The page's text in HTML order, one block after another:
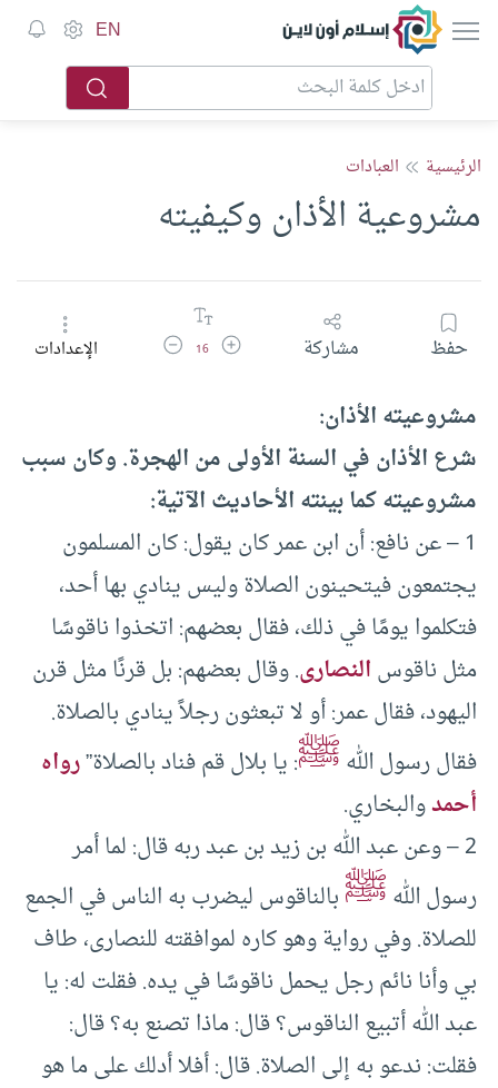
إسلام أون لاين EN
الرئيسية العبادات
مشروعية الأذان وكيفيته
حفظ مشاركة زيادة حجم الخط
16 تقليل حجم الخطالإعدادات
مشروعيته الأذان:
شرع الأذان في السنة الأولى من الهجرة. وكان سبب
مشروعيته كما بينته الأحاديث الآتية:
1 – عن نافع: أن ابن عمر كان يقول: كان المسلمون
يجتمعون فيتحينون الصلاة وليس ينادي بها أحد،
فتكلموا يومًا في ذلك، فقال بعضهم: اتخذوا ناقوسًا
مثل ناقوسالنصارى. وقال بعضهم: بل قرنًا مثل قرن
اليهود، فقال عمر: أو لا تبعثون رجلاً ينادي بالصلاة.
فقال رسول اللهﷺ: يا بلال قم فناد بالصلاة”رواه
أحمدوالبخاري.
2 – وعن عبد الله بن زيد بن عبد ربه قال: لما أمر
رسول اللهﷺبالناقوس ليضرب به الناس في الجمع
للصلاة. وفي رواية وهو كاره لموافقته للنصارى، طاف
بي وأنا نائم رجل يحمل ناقوسًا في يده. فقلت له: يا
عبد الله أتبيع الناقوس؟ قال: ماذا تصنع به؟ قال:
فقلت: ندعو به إلى الصلاة. قال: أفلا أدلك على ما هو